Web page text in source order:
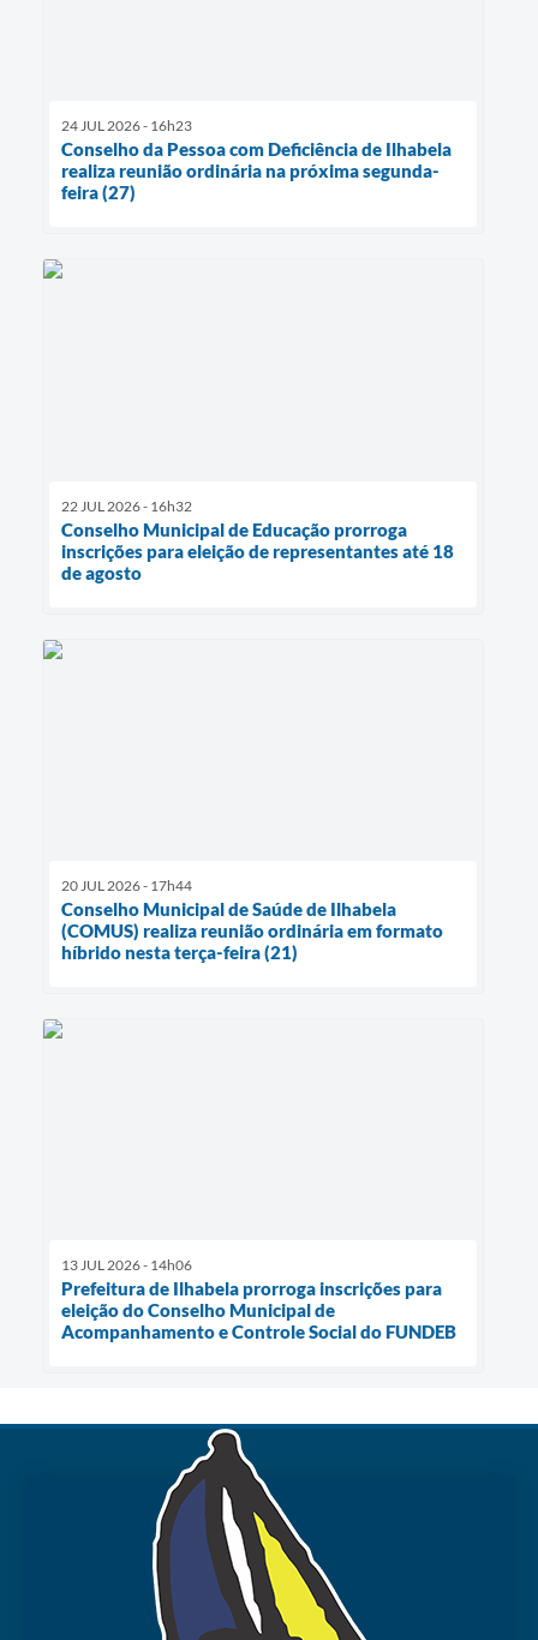
24 JUL 2026 - 16h23
Conselho da Pessoa com Deficiência de Ilhabela
realiza reunião ordinária na próxima segunda-
feira (27)
22 JUL 2026 - 16h32
Conselho Municipal de Educação prorroga
inscrições para eleição de representantes até 18
de agosto
20 JUL 2026 - 17h44
Conselho Municipal de Saúde de Ilhabela
(COMUS) realiza reunião ordinária em formato
híbrido nesta terça-feira (21)
13 JUL 2026 - 14h06
Prefeitura de Ilhabela prorroga inscrições para
eleição do Conselho Municipal de
Acompanhamento e Controle Social do FUNDEB